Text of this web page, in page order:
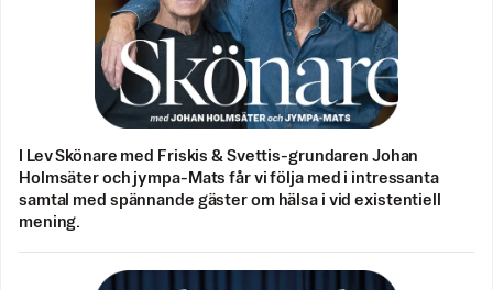
I Lev Skönare med Friskis & Svettis-grundaren Johan
Holmsäter och jympa-Mats får vi följa med i intressanta
samtal med spännande gäster om hälsa i vid existentiell
mening.